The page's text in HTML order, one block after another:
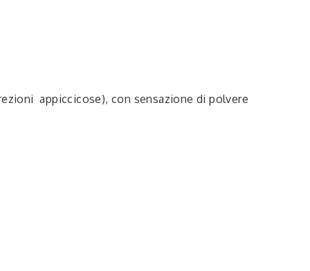
appiccicose), con sensazione di polvere